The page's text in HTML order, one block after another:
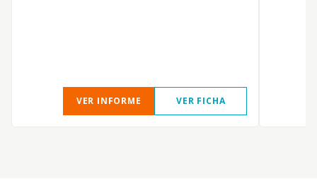
VER INFORME VER FICHA